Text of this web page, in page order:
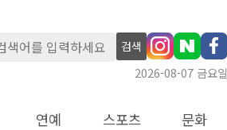
검색
2026-08-07 금요일
연예 스포츠 문화